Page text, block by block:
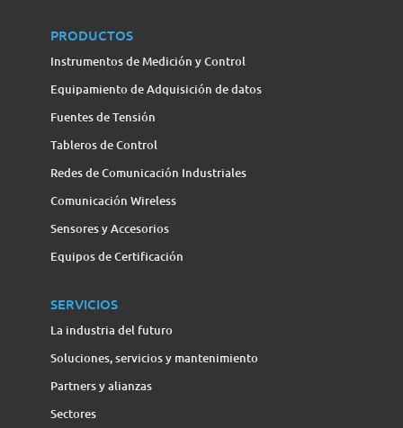
PRODUCTOS
Instrumentos de Medición y Control
Equipamiento de Adquisición de datos
Fuentes de Tensión
Tableros de Control
Redes de Comunicación Industriales
Comunicación Wireless
Sensores y Accesorios
Equipos de Certificación
SERVICIOS
La industria del futuro
Soluciones, servicios y mantenimiento
Partners y alianzas
Sectores